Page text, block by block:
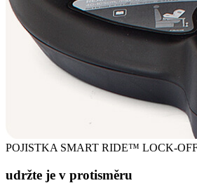
POJISTKA SMART RIDE™ LOCK-
udržte je v protisměru